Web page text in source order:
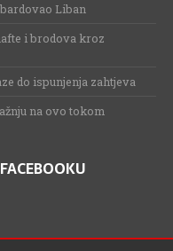
Liban
i brodova kroz
do ispunjenja zahtjeva
na ovo tokom